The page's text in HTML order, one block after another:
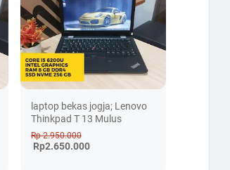
laptop bekas jogja; Lenovo
Thinkpad T 13 Mulus
Rp 2.950.000
Rp2.650.000